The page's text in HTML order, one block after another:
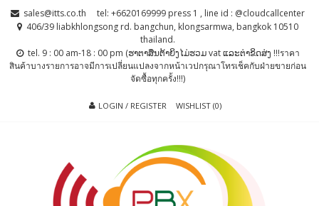
Skip
Skip sales@itts.co.th
tel: +6620169999 press 1 , line id : @cloudcallcenter
406/39 liabkhlongsong rd. bangchun, klongsarmwa, bangkok 10510
thailand.
tel. 9 : 00 am-18 : 00 pm (ຮາຕາສຶນຕ້າຍິງໄມ່ຮວມ vat ແລະຕ່າຂິດສ່ງ !!!ราคา
สินค้าบางรายการอาจมีการเปลี่ยนแปลงจากหน้าเวปกรุณาโทรเช็คกับฝ่ายขายก่อน
จัดซื้อทุกครั้ง!!!)
LOGIN / REGISTER WISHLIST (0)